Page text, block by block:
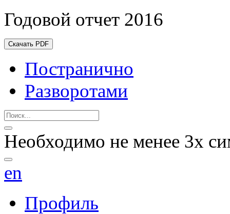
Годовой отчет 2016
Скачать PDF
Постранично
Разворотами
Необходимо не менее 3х
en
Профиль